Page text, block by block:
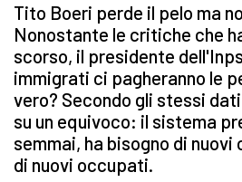
Tito Boeri perde il pelo ma
Nonostante le critiche che
scorso, il presidente
immigrati ci pagheranno le
vero? Secondo gli stessi
su un equivoco: il sistema
semmai, ha bisogno di
di nuovi occupati.